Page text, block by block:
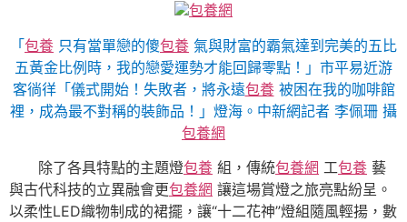
包養網
「包養 只有當單戀的傻包養 氣與財富的霸氣達到完美的五比
五黃金比例時，我的戀愛運勢才能回歸零點！」市平易近游
客徜徉「儀式開始！失敗者，將永遠包養被困在我的咖啡館
裡，成為最不對稱的裝飾品！」燈海。中新網記者 李佩珊 攝
包養網
除了各具特點的主題燈包養 組，傳統包養網 工包養 藝
與古代科技的立異融會更包養網 讓這場賞燈之旅亮點紛呈。
以柔性LED織物制成的裙擺，讓“十二花神”燈組隨風輕揚，數